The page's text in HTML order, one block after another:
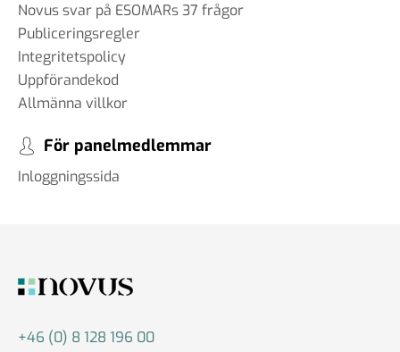
Novus svar på ESOMARs 37 frågor
Publiceringsregler
Integritetspolicy
Uppförandekod
Allmänna villkor
För panelmedlemmar
Inloggningssida
+46 (0) 8 128 196 00